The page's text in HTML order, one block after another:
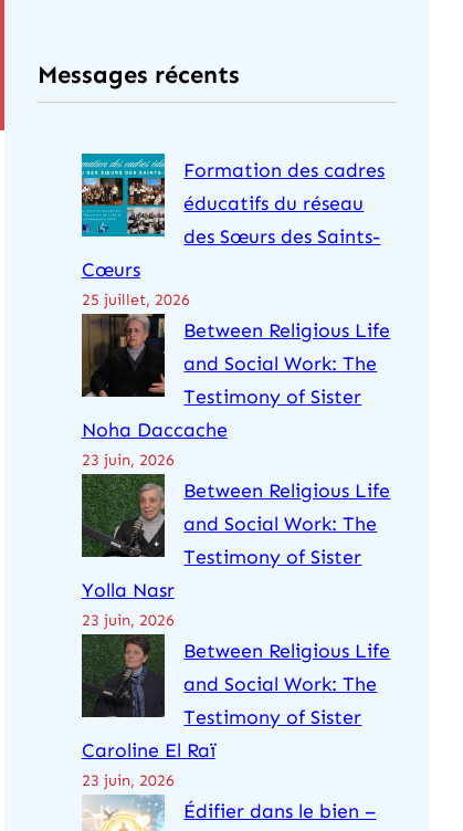
e
r
Messages récents
Formation des cadres
éducatifs du réseau
des Sœurs des Saints-
Cœurs
25 juillet, 2026
Between Religious Life
and Social Work: The
Testimony of Sister
Noha Daccache
23 juin, 2026
Between Religious Life
and Social Work: The
Testimony of Sister
Yolla Nasr
23 juin, 2026
Between Religious Life
and Social Work: The
Testimony of Sister
Caroline El Raï
23 juin, 2026
Édifier dans le bien –